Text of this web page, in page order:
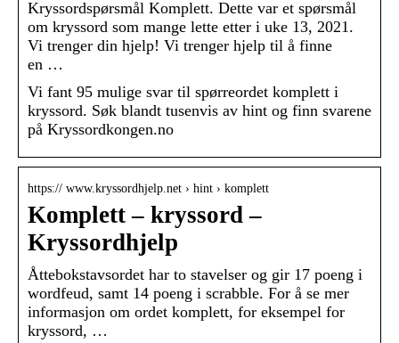
Kryssordspørsmål Komplett. Dette var et spørsmål
om kryssord som mange lette etter i uke 13, 2021.
Vi trenger din hjelp! Vi trenger hjelp til å finne
en …
Vi fant 95 mulige svar til spørreordet komplett i
kryssord. Søk blandt tusenvis av hint og finn svarene
på Kryssordkongen.no
https:// www.kryssordhjelp.net › hint › komplett
Komplett – kryssord –
Kryssordhjelp
Åttebokstavsordet har to stavelser og gir 17 poeng i
wordfeud, samt 14 poeng i scrabble. For å se mer
informasjon om ordet komplett, for eksempel for
kryssord, …